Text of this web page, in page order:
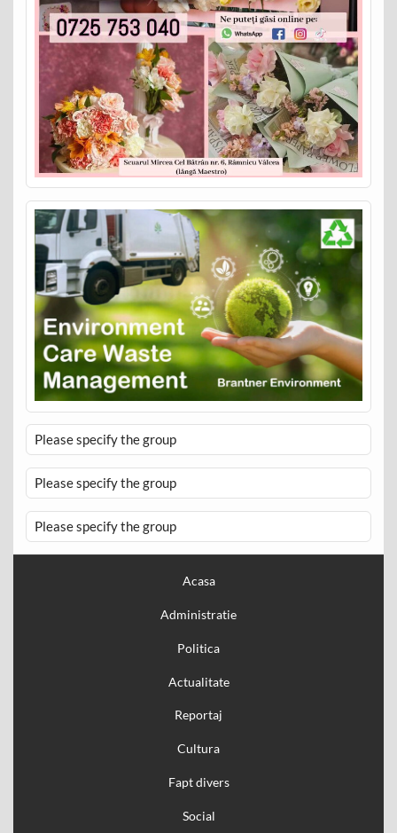
Please specify the group
Please specify the group
Please specify the group
Acasa
Administratie
Politica
Actualitate
Reportaj
Cultura
Fapt divers
Social